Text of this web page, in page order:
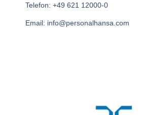
Telefon: +49 621 12000-0
Email: info@personalhansa.com